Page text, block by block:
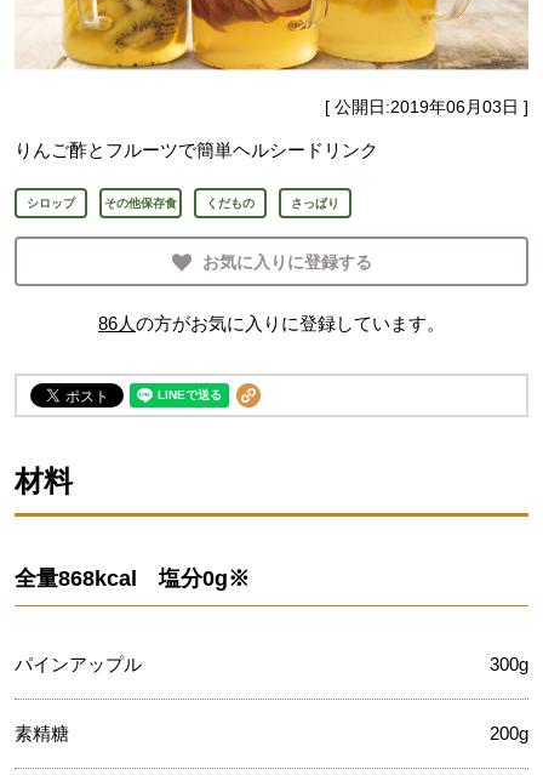
[ 公開日:2019年06月03日 ]
りんご酢とフルーツで簡単ヘルシードリンク
シロップ その他保存食 くだもの さっぱり
お気に入りに登録する
86人の方がお気に入りに登録しています。
材料
全量868kcal 塩分0g※
パインアップル 300g
素精糖 200g